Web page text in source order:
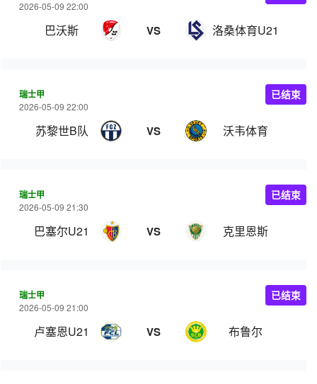
2026-05-09 22:00
巴沃斯 VS 洛桑体育U21
瑞士甲
2026-05-09 22:00
苏黎世B队 VS 沃韦体育
已结束
瑞士甲
2026-05-09 21:30
巴塞尔U21 VS 克里恩斯
已结束
瑞士甲
2026-05-09 21:00
卢塞恩U21 VS 布鲁尔
已结束